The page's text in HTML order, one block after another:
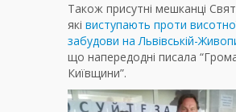
Також присутні мешканці
які виступають проти
забудови на Львівській-
що напередодні писала
Київщини”.